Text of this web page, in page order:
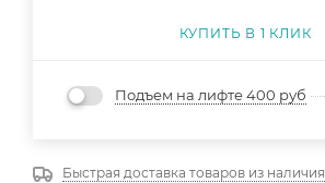
КУПИТЬ В 1 КЛИК
Подъем на лифте 400 руб
Быстрая доставка товаров из наличия